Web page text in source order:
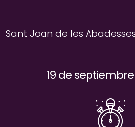
Sant Joan de les
19 de